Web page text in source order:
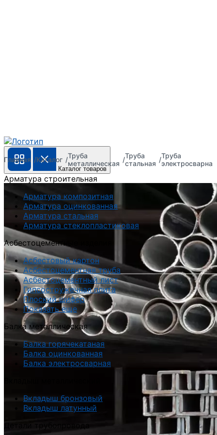
Каталог товаров
Арматура строительная
Арматура композитная
Арматура оцинкованная
Арматура стальная
Арматура стеклопластиковая
Асбестоцементные изделия
Асбестовый картон
Асбестоцементная труба
Асбестоцементный лист
Гипсостружечная плита
Плоский шифер
Показать еще
Балка металлическая
Балка горячекатаная
Балка оцинкованная
Балка электросварная
Вкладыш бронзовый
Вкладыш латунный
Детали трубопровода
Главная Каталог
Труба
металлическая
Труба
стальная
Труба
электросварная